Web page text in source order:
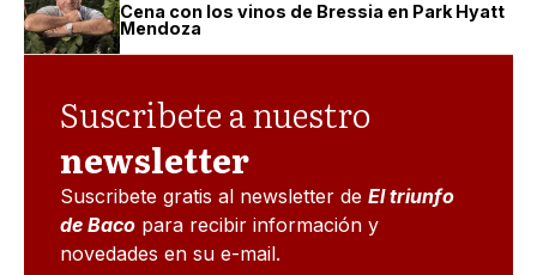
Cena con los vinos de Bressia en Park Hyatt
Mendoza
Suscribete a nuestro
newsletter
Suscribete gratis al newsletter de El triunfo
de Baco para recibir información y
novedades en su e-mail.